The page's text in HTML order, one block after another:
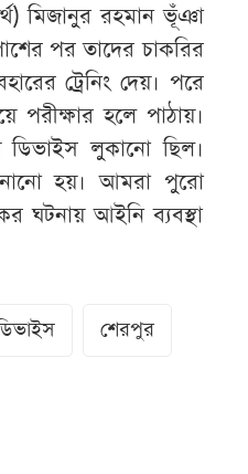
মিজানুর রহমান ভূঁঞা
পর তাদের চাকরির
ট্রেনিং দেয়। পরে
পরীক্ষার হলে পাঠায়।
লুকানো ছিল।
হয়। আমরা পুরো
ঘটনায় আইনি ব্যবস্থা
শেরপুর